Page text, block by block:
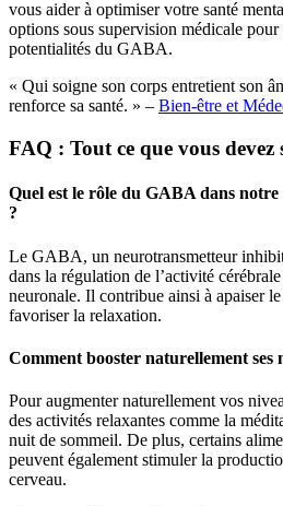
vous aider à optimiser votre santé
options sous supervision médicale
potentialités du GABA.
« Qui soigne son corps entretient son
renforce sa santé. » – Bien-être et
FAQ : Tout ce que vous
Quel est le rôle du GABA dans
?
Le GABA, un neurotransmetteur
dans la régulation de l’activité
neuronale. Il contribue ainsi à apaiser
favoriser la relaxation.
Comment booster naturellement ses
Pour augmenter naturellement vos
des activités relaxantes comme la
nuit de sommeil. De plus, certains
peuvent également stimuler la
cerveau.